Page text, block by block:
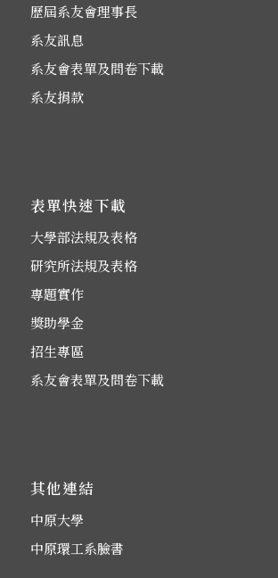
歷屆系友會理事長
系友訊息
系友會表單及問卷下載
系友捐款
表單快速下載
大學部法規及表格
研究所法規及表格
專題實作
獎助學金
招生專區
系友會表單及問卷下載
其他連結
中原大學
中原環工系臉書